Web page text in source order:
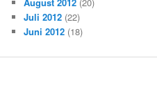
Juli 2012 (22)
Juni 2012 (18)